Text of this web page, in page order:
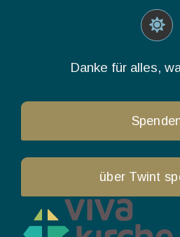
Danke für alles,
über Twint